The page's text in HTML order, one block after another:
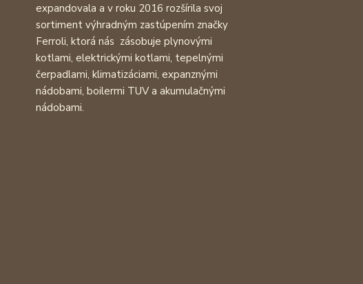
expandovala a v roku 2016 rozšírila svoj
sortiment výhradným zastúpením značky
Ferroli, ktorá nás zásobuje plynovými
kotlami, elektrickými kotlami, tepelnými
čerpadlami, klimatizáciami, expanznými
nádobami, boilermi TUV a akumulačnými
nádobami.